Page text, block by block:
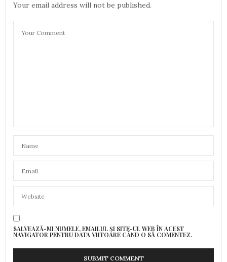
Your email address will not be published.
SALVEAZĂ-MI NUMELE, EMAILUL ȘI SITE-UL WEB ÎN ACEST
NAVIGATOR PENTRU DATA VIITOARE CÂND O SĂ COMENTEZ.